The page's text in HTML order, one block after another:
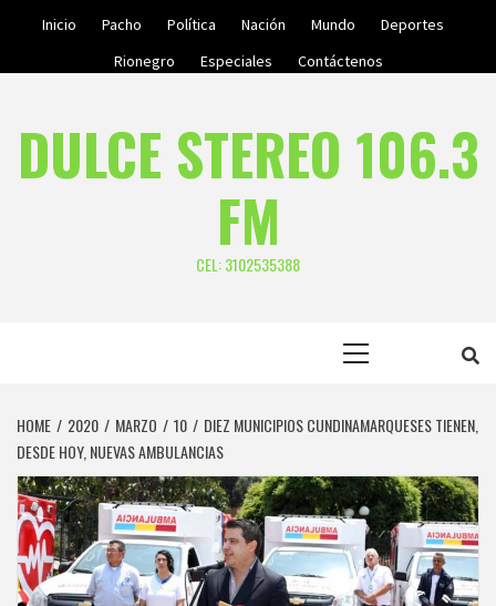
Inicio Pacho Política Nación Mundo
Deportes
Rionegro
Especiales Contáctenos
DULCE STEREO 106.3
FM
CEL: 3102535388
HOME 2020 MARZO 10
DIEZ MUNICIPIOS CUNDINAMARQUESES TIENEN,
DESDE HOY, NUEVAS AMBULANCIAS